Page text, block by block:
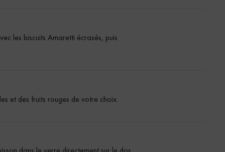
les biscuits Amaretti écrasés, puis
et des fruits rouges de votre choix.